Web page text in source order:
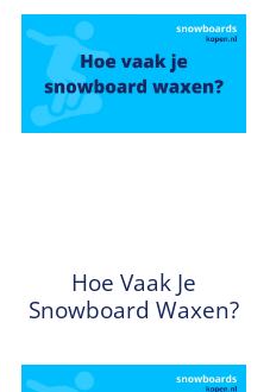
Hoe Vaak Je
Snowboard Waxen?